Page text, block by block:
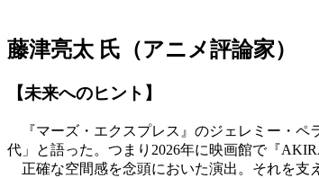
藤津亮太 氏（アニメ評論家）
【未来へのヒント】
『マーズ・エクスプレス』のジェレミー・ペ
代」と語った。つまり2026年に映画館で『
正確な空間感を念頭においた演出。それを支